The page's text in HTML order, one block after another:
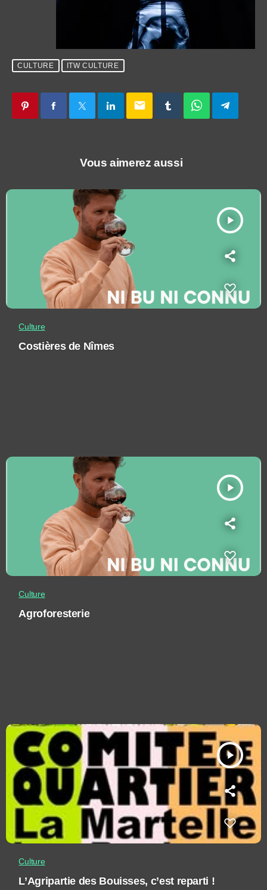
CULTURE ITW CULTURE
email
Vous aimerez aussi
play_arrow
Culture
Costières de Nîmes
play_arrow
Culture
Agroforesterie
play_arrow
Culture
L’Agripartie des Bouisses, c’est reparti !